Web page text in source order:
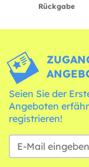
Rückgabe
Seien Sie der
Angeboten
registrieren!